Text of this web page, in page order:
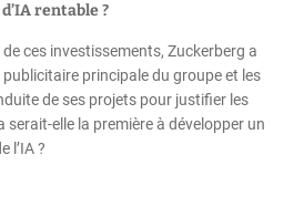
rentable ?
ces investissements, Zuckerberg a
principale du groupe et les
de ses projets pour justifier les
elle la première à développer un
l’IA ?